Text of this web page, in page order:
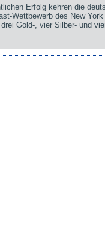
Erfolg kehren die
Wettbewerb des New
Gold-, vier Silber- und